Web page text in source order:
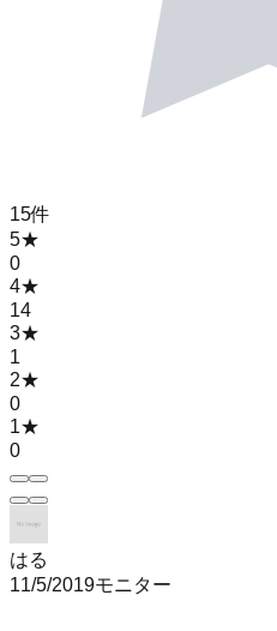
15件
5★
0
4★
14
3★
1
2★
0
1★
0
はる
11/5/2019モニター